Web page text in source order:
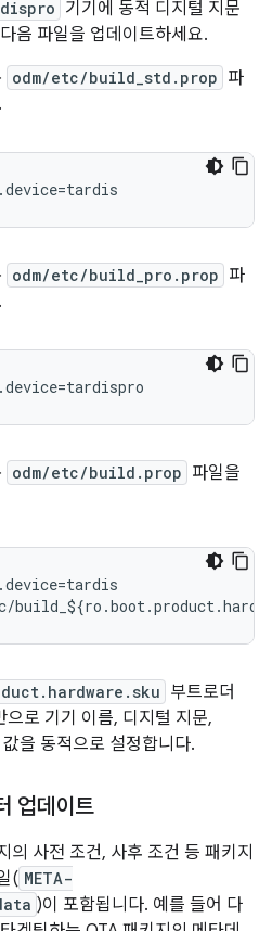
기기에 동적 디지털 지문
음 파일을 업데이트하세요.
odm/etc/build_std.prop 파
odm/etc/build_pro.prop 파
odm/etc/build.prop 파일을
.device=tardis
/build_ ${ro .boot.product.
부트로더
로 기기 이름, 디지털 지문,
값을 동적으로 설정합니다.
업데이트
의 사전 조건, 사후 조건 등 패키지
( META-
)이 포함됩니다. 예를 들어 다